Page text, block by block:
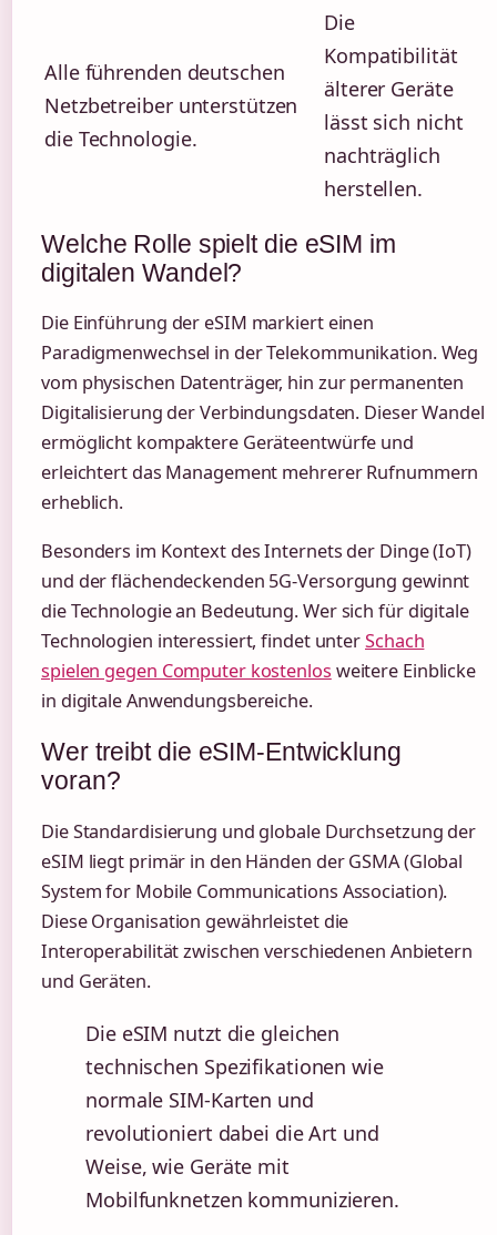
Alle führenden deutschen
Netzbetreiber unterstützen
die Technologie.
Die
Kompatibilität
älterer Geräte
lässt sich nicht
nachträglich
herstellen.
Welche Rolle spielt die eSIM im
digitalen Wandel?
Die Einführung der eSIM markiert einen
Paradigmenwechsel in der Telekommunikation. Weg
vom physischen Datenträger, hin zur permanenten
Digitalisierung der Verbindungsdaten. Dieser Wandel
ermöglicht kompaktere Geräteentwürfe und
erleichtert das Management mehrerer Rufnummern
erheblich.
Besonders im Kontext des Internets der Dinge (IoT)
und der flächendeckenden 5G-Versorgung gewinnt
die Technologie an Bedeutung. Wer sich für digitale
Technologien interessiert, findet unterSchach
spielen gegen Computer kostenlos weitere Einblicke
in digitale Anwendungsbereiche.
Wer treibt die eSIM-Entwicklung
voran?
Die Standardisierung und globale Durchsetzung der
eSIM liegt primär in den Händen der GSMA (Global
System for Mobile Communications Association).
Diese Organisation gewährleistet die
Interoperabilität zwischen verschiedenen Anbietern
und Geräten.
Die eSIM nutzt die gleichen
technischen Spezifikationen wie
normale SIM-Karten und
revolutioniert dabei die Art und
Weise, wie Geräte mit
Mobilfunknetzen kommunizieren.